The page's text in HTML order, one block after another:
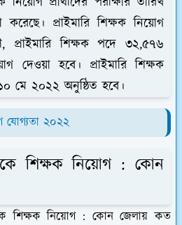
প্রাইমারি শিক্ষক নিয়োগ
প্রাইমারি শিক্ষক পদে ৩২,৫৭৬
দেওয়া হবে। প্রাইমারি শিক্ষক
মে ২০২২ অনুষ্ঠিত হবে।
যোগ্যতা ২০২২
শিক্ষক নিয়োগ : কোন
শিক্ষক নিয়োগ : কোন জেলায় কত